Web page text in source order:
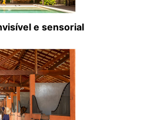
e sensorial